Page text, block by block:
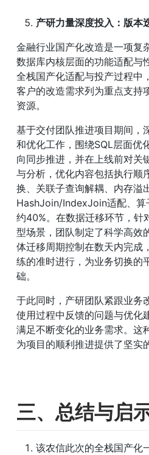
产研力量深度投入：版本
金融行业国产化改造是一项复
数据库内核层面的功能适配与
全栈国产化适配与投产过程中
客户的改造需求列为重点支持
资源。
基于交付团队推进项目期间，
和优化工作，围绕SQL层面优
向同步推进，并在上线前对关
与分析，优化内容包括执行顺
换、关联子查询解耦、内存溢
HashJoin/IndexJoin适配、算
约40%。在数据迁移环节，针
型场景，团队制定了科学高效
体迁移周期控制在数天内完成
练的准时进行，为业务切换的
础。
于此同时，产研团队紧跟业务
使用过程中反馈的问题与优化
满足不断变化的业务需求。这
为项目的顺利推进提供了坚实
三、总结与启
该农信此次的全栈国产化